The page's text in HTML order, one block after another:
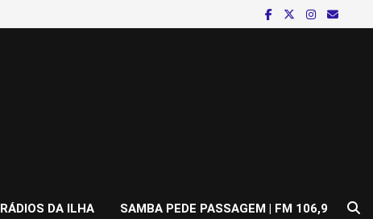
RÁDIOS DA ILHA SAMBA PEDE PASSAGEM | FM 106,9